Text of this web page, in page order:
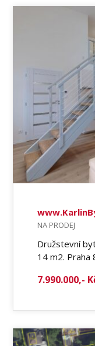
NA PRODEJ
Družstevní
14 m2. Praha
7.990.000,-